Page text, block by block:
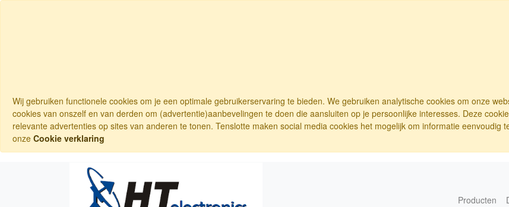
Wij gebruiken functionele cookies om je een optimale gebruikerservaring te bieden. We gebruiken analytische cookies om onze
cookies van onszelf en van derden om (advertentie)aanbevelingen te doen die aansluiten op je persoonlijke interesses. Deze
relevante advertenties op sites van anderen te tonen. Tenslotte maken social media cookies het mogelijk om informatie eenvoudig
onze Cookie verklaring
Producten